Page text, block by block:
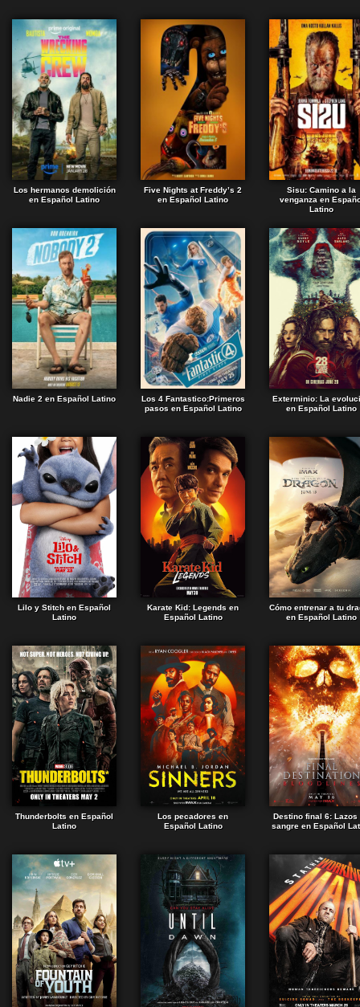
Los hermanos demolición
en Español Latino
Five Nights at Freddy’s 2
en Español Latino
Sisu: Camino a la
venganza en
Latino
Nadie 2 en Español Latino
Los 4 Fantastico:Primeros
pasos en Español Latino
Exterminio: La
en Español Latino
Lilo y Stitch en Español
Latino
Karate Kid: Legends en
Español Latino
Cómo entrenar a tu
en Español Latino
Thunderbolts en Español
Latino
Los pecadores en
Español Latino
Destino final 6: Lazos
sangre en Español